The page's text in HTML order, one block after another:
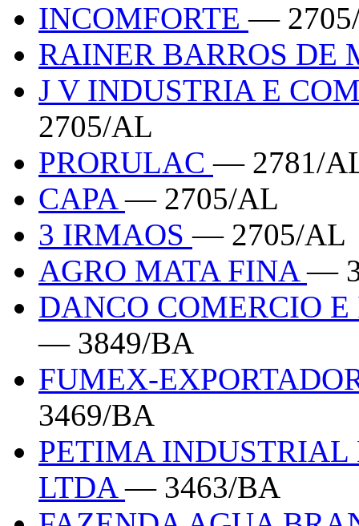
INCOMFORTE—
RAINER BARROS DE
J V INDUSTRIA E
2705/AL
PRORULAC— 2781/
CAPA— 2705/AL
3 IRMAOS— 2705/AL
AGRO MATA FINA—
DANCO COMERCIO
— 3849/BA
FUMEX-
3469/BA
PETIMA INDUSTRIAL
LTDA— 3463/BA